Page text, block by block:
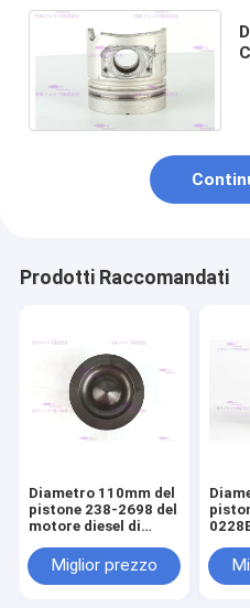
Prodotti Raccomandati
Diametro 110mm del
pistone 238-2698 del
motore diesel di
Miglior prezzo